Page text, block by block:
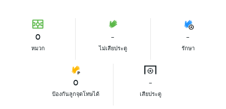
0
หมวก
-
ไม่เสียประตู
-
รักษา
0
ป้องกันลูกจุดโทษได้
-
เสียประตู